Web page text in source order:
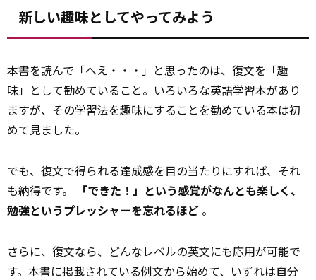
新しい趣味としてやってみよう
本書を読んで「へえ・・・」と思ったのは、復文を「趣
味」として勧めていること。いろいろな英語学習本があり
ますが、その学習法を趣味にすることを勧めている本は初
めて見ました。
でも、復文で得られる達成感を目の当たりにすれば、それ
も納得です。
「できた！」という感覚がなんとも楽しく、
勉強というプレッシャーを忘れるほど 。
さらに、復文なら、どんなレベルの英文にも応用が可能で
す。本書に掲載されている例文から始めて、いずれは自分